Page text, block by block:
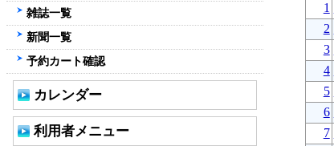
1
2
3
4
5
6
7
雑誌一覧
新聞一覧
予約カート確認
カレンダー
利用者メニュー